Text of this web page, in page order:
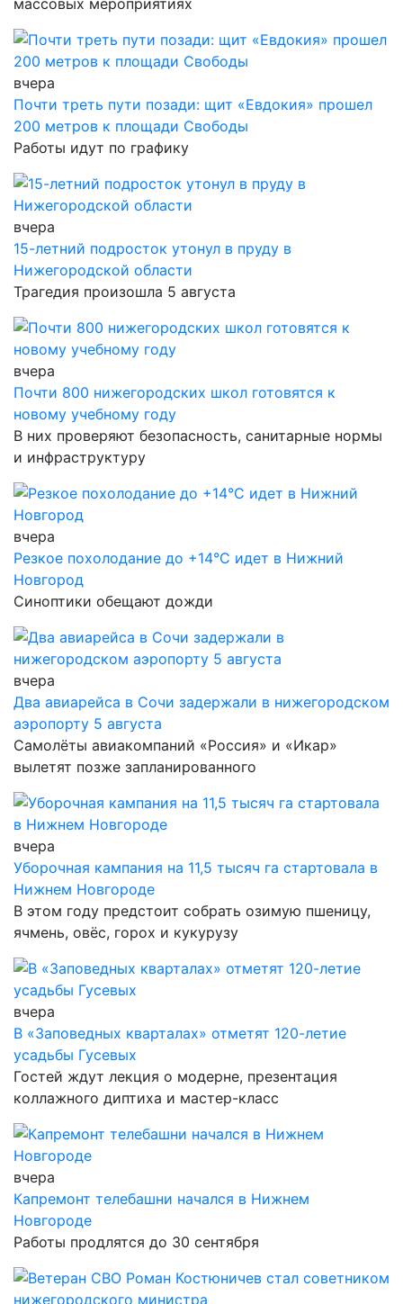
массовых мероприятиях
вчера
Почти треть пути позади: щит «Евдокия» прошел
200 метров к площади Свободы
Работы идут по графику
вчера
15-летний подросток утонул в пруду в
Нижегородской области
Трагедия произошла 5 августа
вчера
Почти 800 нижегородских школ готовятся к
новому учебному году
В них проверяют безопасность, санитарные нормы
и инфраструктуру
вчера
Резкое похолодание до +14°С идет в Нижний
Новгород
Синоптики обещают дожди
вчера
Два авиарейса в Сочи задержали в нижегородском
аэропорту 5 августа
Самолёты авиакомпаний «Россия» и «Икар»
вылетят позже запланированного
вчера
Уборочная кампания на 11,5 тысяч га стартовала в
Нижнем Новгороде
В этом году предстоит собрать озимую пшеницу,
ячмень, овёс, горох и кукурузу
вчера
В «Заповедных кварталах» отметят 120-летие
усадьбы Гусевых
Гостей ждут лекция о модерне, презентация
коллажного диптиха и мастер-класс
вчера
Капремонт телебашни начался в Нижнем
Новгороде
Работы продлятся до 30 сентября